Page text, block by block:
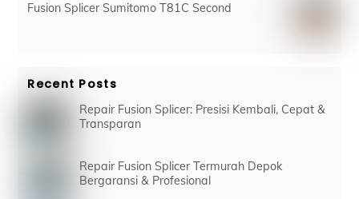
Fusion Splicer Sumitomo T81C Second
Recent Posts
Repair Fusion Splicer: Presisi Kembali, Cepat &
Transparan
Repair Fusion Splicer Termurah Depok
Bergaransi & Profesional